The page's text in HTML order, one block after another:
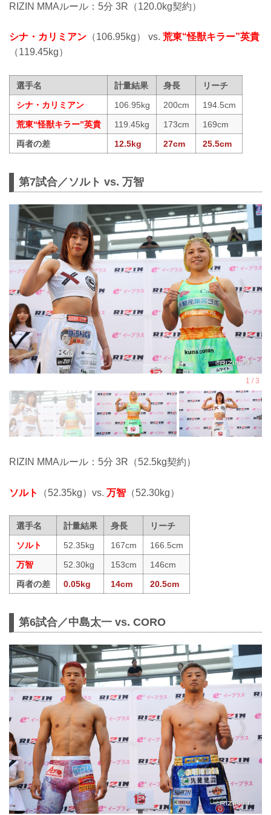
RIZIN MMAルール：5分 3R（120.0kg契約）
シナ・カリミアン （106.95kg） vs. 荒東“怪獣キラー”英貴
（119.45kg）
選手名 計量結果 身長
リーチ
シナ・カリミアン
106.95kg 200cm
194.5cm
荒東“怪獣キラー”英貴
119.45kg 173cm
169cm
両者の差
12.5kg 27cm 25.5cm
第7試合／ソルト vs. 万智
RIZIN MMAルール：5分 3R（52.5kg契約）
ソルト （52.35kg）vs. 万智 （52.30kg）
選手名 計量結果 身長
リーチ
ソルト
52.35kg 167cm
166.5cm
万智
52.30kg 153cm
146cm
両者の差
0.05kg 14cm 20.5cm
第6試合／中島太一 vs. CORO